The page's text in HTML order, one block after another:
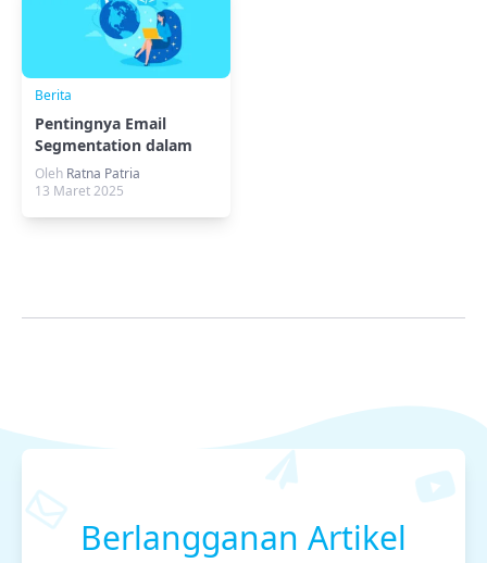
Berita
Pentingnya Email
Segmentation dalam
Digital Marketing
Oleh Ratna Patria
13 Maret 2025
Berlangganan Artikel